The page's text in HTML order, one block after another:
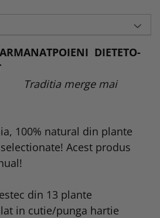
DIETETO-
merge mai
100% natural din plante
Acest produs
din 13 plante
in cutie/punga hartie